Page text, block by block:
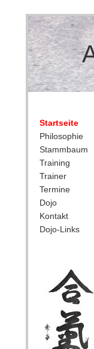
Startseite
Philosophie
Stammbaum
Training
Trainer
Termine
Dojo
Kontakt
Dojo-Links